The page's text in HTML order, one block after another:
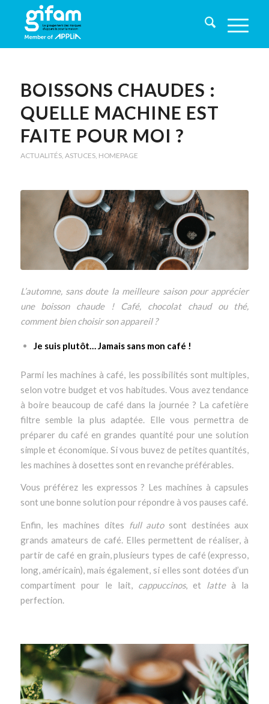
BOISSONS CHAUDES :
QUELLE MACHINE EST
FAITE POUR MOI ?
ACTUALITÉS, ASTUCES, HOMEPAGE
L’automne, sans doute la meilleure saison pour apprécier
une boisson chaude ! Café, chocolat chaud ou thé,
comment bien choisir son appareil ?
Je suis plutôt… Jamais sans mon café !
Parmi les machines à café, les possibilités sont multiples,
selon votre budget et vos habitudes. Vous avez tendance
à boire beaucoup de café dans la journée ? La cafetière
filtre semble la plus adaptée. Elle vous permettra de
préparer du café en grandes quantité pour une solution
simple et économique. Si vous buvez de petites quantités,
les machines à dosettes sont en revanche préférables.
Vous préférez les expressos ? Les machines à capsules
sont une bonne solution pour répondre à vos pauses café.
Enfin, les machines dites full auto sont destinées aux
grands amateurs de café. Elles permettent de réaliser, à
partir de café en grain, plusieurs types de café (expresso,
long, américain), mais également, si elles sont dotées d’un
compartiment pour le lait, cappuccinos, et latteà la
perfection.